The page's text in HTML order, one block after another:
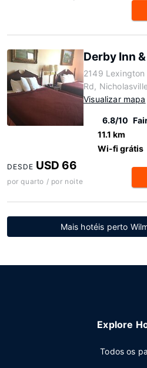
Derby Inn
2149 Lexington
Rd,
Visualizar mapa
6.8/10
11.1 km
Wi-fi grátis
DESDE USD 66
por quarto / por noite
Mais hotéis perto
Explore
Todos os